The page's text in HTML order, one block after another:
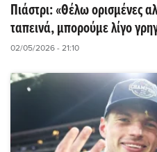
Πιάστρι: «Θέλω ορισμένες
ταπεινά, μπορούμε λίγο
02/05/2026 - 21:10